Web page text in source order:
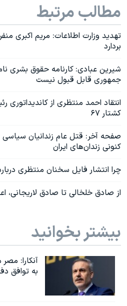
مطالب مرتبط
بردارد
شیرین عبادی: کارنامه حقوق بشری
جمهوری قابل قبول نیست
انتقاد احمد منتظری از کاندیداتوری
کشتار ۶۷
کنونی زندان‌های ایران
چرا انتشار فایل سخنان منتظری درباره کشتار
از صادق خلخالی تا صادق لاریجانی،
بیشتر بخوانید
آنکارا:
به توافق